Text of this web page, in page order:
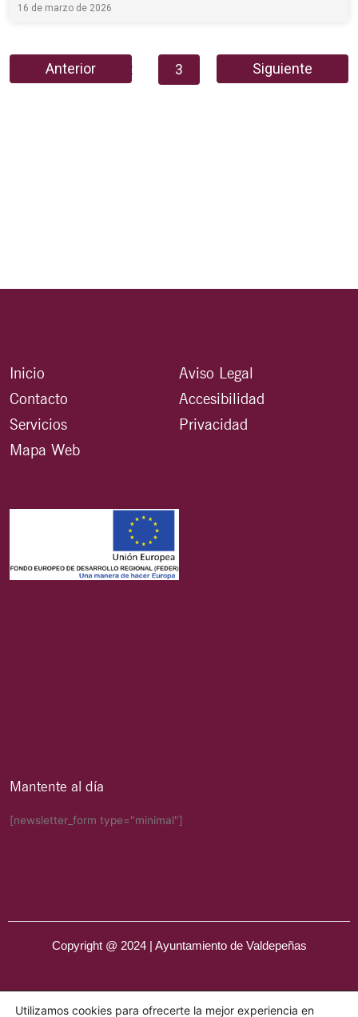
16 de marzo de 2026
Anterior
1 2 3 5
Siguiente
Inicio
Contacto
Servicios
Mapa Web
Aviso Legal
Accesibilidad
Privacidad
Mantente al día
[newsletter_form type="minimal"]
Copyright @ 2024 | Ayuntamiento de Valdepeñas
Utilizamos cookies para ofrecerte la mejor experiencia en